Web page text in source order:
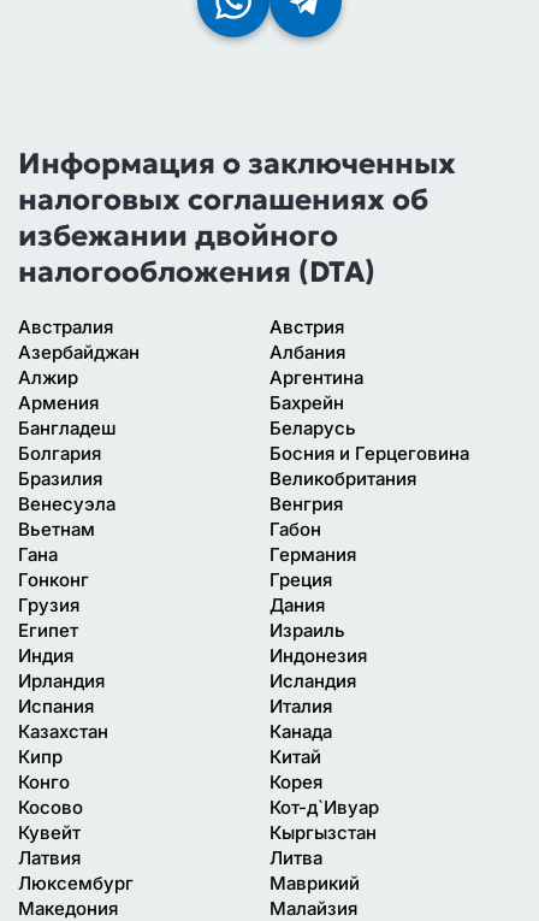
Информация о заключенных
налоговых соглашениях об
избежании двойного
налогообложения (DTA)
Австралия
Австрия
Азербайджан
Албания
Алжир
Аргентина
Армения
Бахрейн
Бангладеш
Беларусь
Болгария
Босния и Герцеговина
Бразилия
Великобритания
Венесуэла
Венгрия
Вьетнам
Габон
Гана
Германия
Гонконг
Греция
Грузия
Дания
Египет
Израиль
Индия
Индонезия
Ирландия
Исландия
Испания
Италия
Казахстан
Канада
Кипр
Китай
Конго
Корея
Косово
Кот-д`Ивуар
Кувейт
Кыргызстан
Латвия
Литва
Люксембург
Маврикий
Македония
Малайзия